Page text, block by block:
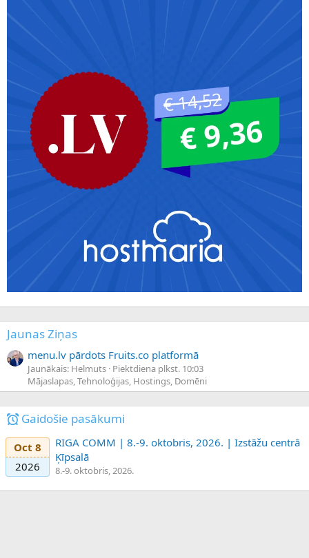
Jaunas Ziņas
menu.lv pārdots Fruits.co platformā
Jaunākais: Helmuts Piektdiena plkst. 10:03
Mājaslapas, Tehnoloģijas, Hostings, Domēni
Gaidošie pasākumi
Oct 8
2026
RIGA COMM | 8.-9. oktobris, 2026. | Izstāžu centrā
Ķīpsalā
8.-9. oktobris, 2026.